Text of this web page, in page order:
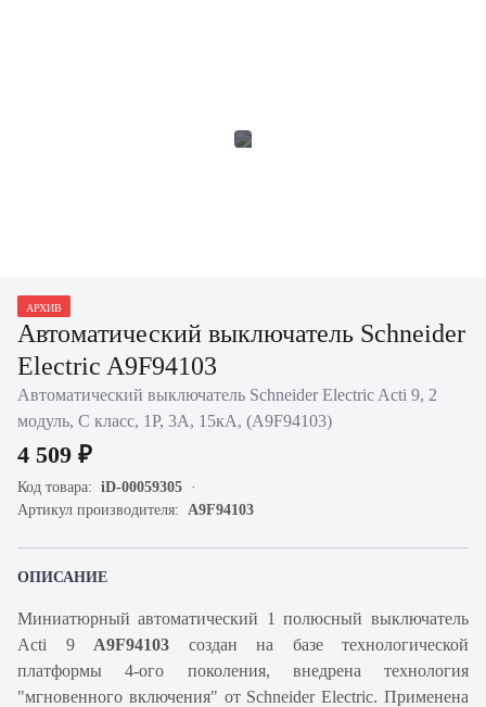
АРХИВ
Автоматический выключатель Schneider
Electric A9F94103
Автоматический выключатель Schneider Electric Acti 9, 2
модуль, C класс, 1P, 3А, 15кА, (A9F94103)
4 509 ₽
Код товара: iD-00059305
Артикул производителя: A9F94103
ОПИСАНИЕ
Миниатюрный автоматический 1 полюсный выключатель
Acti 9 A9F94103 создан на базе технологической
платформы 4-ого поколения, внедрена технология
"мгновенного включения" от Schneider Electric. Применена